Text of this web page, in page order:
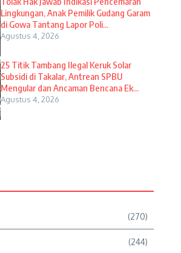
Lingkungan, Anak Pemilik Gudang Garam
di Gowa Tantang Lapor Poli...
Agustus 4, 2026
25 Titik Tambang Ilegal Keruk Solar
Subsidi di Takalar, Antrean SPBU
Mengular dan Ancaman Bencana Ek...
Agustus 4, 2026
(270)
(244)